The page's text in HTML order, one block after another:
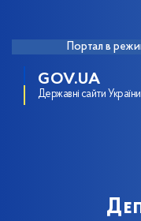
Портал в
GOV.UA
Державні сайти України